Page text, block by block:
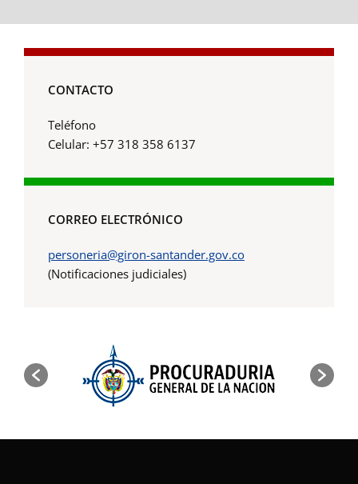
CONTACTO
Teléfono
Celular: +57 318 358 6137
CORREO ELECTRÓNICO
personeria@giron-santander.gov.co
(Notificaciones judiciales)